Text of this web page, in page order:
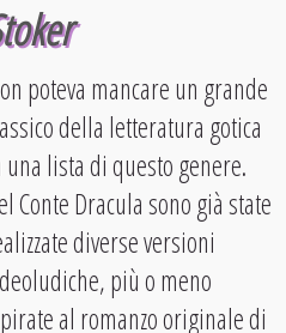
poteva mancare un grande
della letteratura gotica
una lista di questo genere.
Conte Dracula sono già state
diverse versioni
più o meno
al romanzo originale di